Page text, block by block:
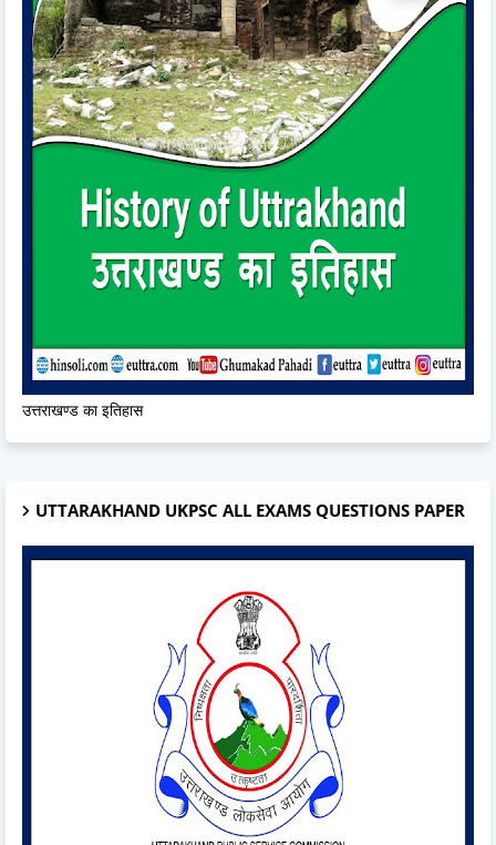
उत्तराखण्ड का इतिहास
UTTARAKHAND UKPSC ALL EXAMS QUESTIONS PAPER